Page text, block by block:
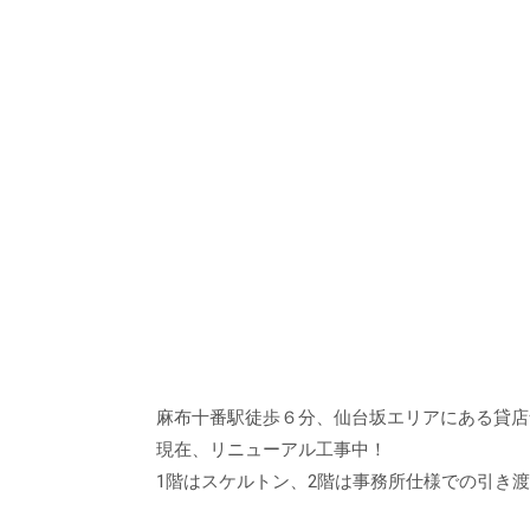
麻布十番駅徒歩６分、仙台坂エリアにある貸店
現在、リニューアル工事中！
1階はスケルトン、2階は事務所仕様での引き渡